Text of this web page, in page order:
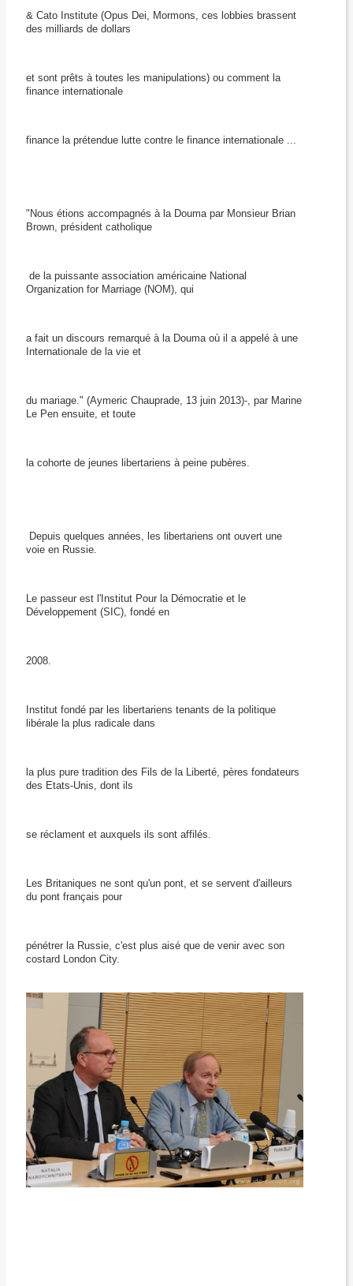
& Cato Institute (Opus Dei, Mormons, ces lobbies brassent
des milliards de dollars
et sont prêts à toutes les manipulations) ou comment la
finance internationale
finance la prétendue lutte contre le finance internationale ...
"Nous étions accompagnés à la Douma par Monsieur Brian
Brown, président catholique
de la puissante association américaine National
Organization for Marriage (NOM), qui
a fait un discours remarqué à la Douma où il a appelé à une
Internationale de la vie et
du mariage." (Aymeric Chauprade, 13 juin 2013)-, par Marine
Le Pen ensuite, et toute
la cohorte de jeunes libertariens à peine pubères.
Depuis quelques années, les libertariens ont ouvert une
voie en Russie.
Le passeur est l'Institut Pour la Démocratie et le
Développement (SIC), fondé en
2008.
Institut fondé par les libertariens tenants de la politique
libérale la plus radicale dans
la plus pure tradition des Fils de la Liberté, pères fondateurs
des Etats-Unis, dont ils
se réclament et auxquels ils sont affilés.
Les Britaniques ne sont qu'un pont, et se servent d'ailleurs
du pont français pour
pénétrer la Russie, c'est plus aisé que de venir avec son
costard London City.